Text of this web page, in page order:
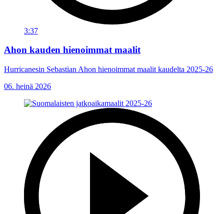
3:37
Ahon kauden hienoimmat maalit
Hurricanesin Sebastian Ahon hienoimmat maalit kaudelta 2025-26
06. heinä 2026